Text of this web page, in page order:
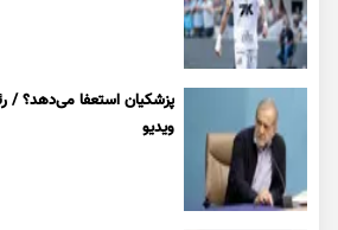
پزشکیان استعفا می‌دهد؟ /
ویدیو